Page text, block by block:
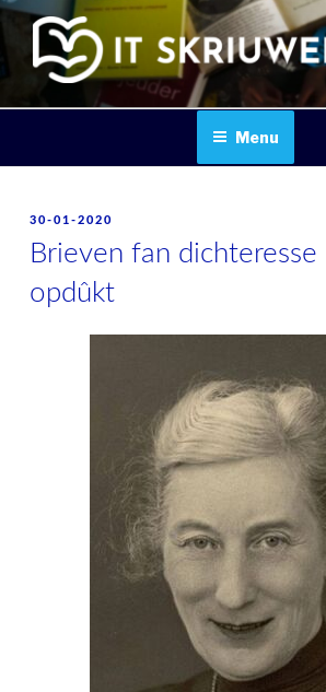
Skip
content
IT SKRIUWERSBOUN
Menu
POSTED
30-01-2020
Brieven fan dichteresse
opdûkt